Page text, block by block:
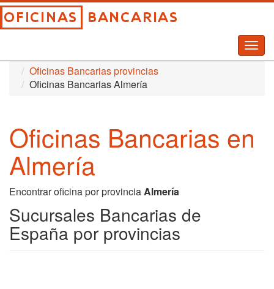
Inicio
Oficinas Bancarias
Oficinas Bancarias provincias
Oficinas Bancarias Almería
Oficinas Bancarias en
Almería
Encontrar oficina por provinciaAlmería
Sucursales Bancarias de
España por provincias